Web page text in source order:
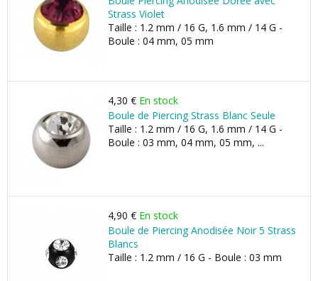
Strass Violet
Taille : 1.2 mm / 16 G, 1.6 mm / 14 G -
Boule : 04 mm, 05 mm
4,30 € En stock
Boule de Piercing Strass Blanc Seule
Taille : 1.2 mm / 16 G, 1.6 mm / 14 G -
Boule : 03 mm, 04 mm, 05 mm, ...
4,90 € En stock
Boule de Piercing Anodisée Noir 5 Strass
Blancs
Taille : 1.2 mm / 16 G - Boule : 03 mm